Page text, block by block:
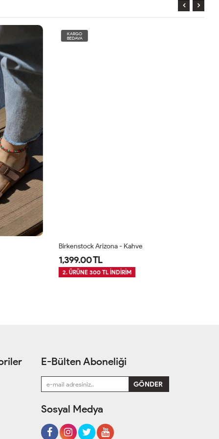
KARGO
BEDAVA
Birkenstock Arizona - Kahve
1,399.00 TL
2. ÜRÜNE 300 TL İNDİRİM
E-Bülten Aboneliği
Sosyal Medya